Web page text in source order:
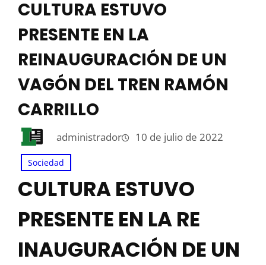
CULTURA ESTUVO
PRESENTE EN LA
REINAUGURACIÓN DE UN
VAGÓN DEL TREN RAMÓN
CARRILLO
administrador 10 de julio de 2022
Sociedad
CULTURA ESTUVO
PRESENTE EN LA RE
INAUGURACIÓN DE UN